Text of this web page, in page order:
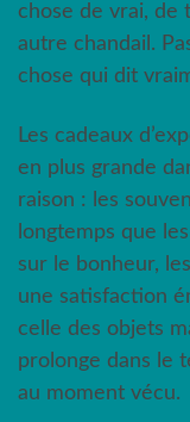
chose de vrai, de
autre chandail.
chose qui dit
Les cadeaux
en plus grande
raison : les
longtemps que
sur le bonheur,
une satisfaction
celle des objets
prolonge dans le
au moment vécu.